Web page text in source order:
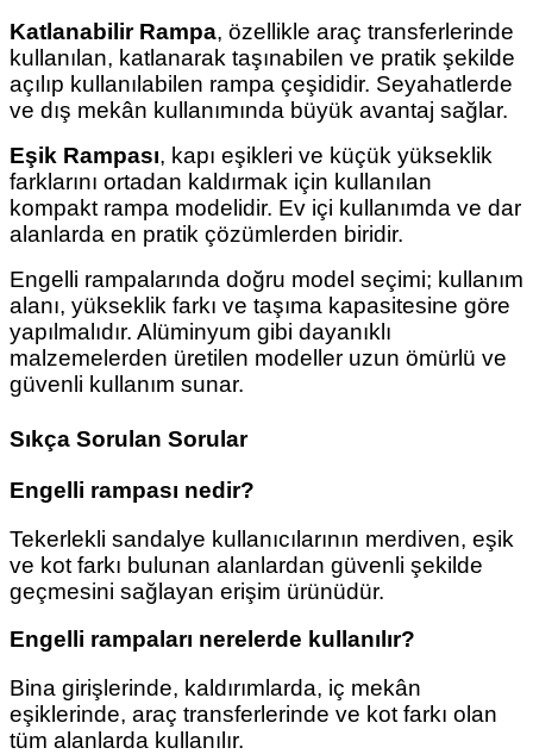
Katlanabilir Rampa, özellikle araç transferlerinde
kullanılan, katlanarak taşınabilen ve pratik şekilde
açılıp kullanılabilen rampa çeşididir. Seyahatlerde
ve dış mekân kullanımında büyük avantaj sağlar.
Eşik Rampası, kapı eşikleri ve küçük yükseklik
farklarını ortadan kaldırmak için kullanılan
kompakt rampa modelidir. Ev içi kullanımda ve dar
alanlarda en pratik çözümlerden biridir.
Engelli rampalarında doğru model seçimi; kullanım
alanı, yükseklik farkı ve taşıma kapasitesine göre
yapılmalıdır. Alüminyum gibi dayanıklı
malzemelerden üretilen modeller uzun ömürlü ve
güvenli kullanım sunar.
Sıkça Sorulan Sorular
Engelli rampası nedir?
Tekerlekli sandalye kullanıcılarının merdiven, eşik
ve kot farkı bulunan alanlardan güvenli şekilde
geçmesini sağlayan erişim ürünüdür.
Engelli rampaları nerelerde kullanılır?
Bina girişlerinde, kaldırımlarda, iç mekân
eşiklerinde, araç transferlerinde ve kot farkı olan
tüm alanlarda kullanılır.